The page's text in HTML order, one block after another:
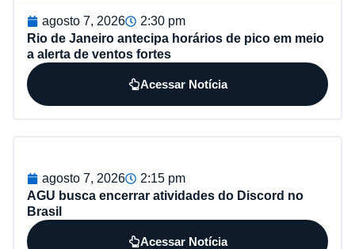
agosto 7, 2026
2:30 pm
Rio de Janeiro antecipa horários de pico em meio
a alerta de ventos fortes
Acessar Notícia
agosto 7, 2026
2:15 pm
AGU busca encerrar atividades do Discord no
Brasil
Acessar Notícia